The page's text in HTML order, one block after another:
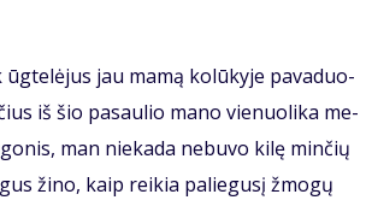
ūg­te­lė­jus jau ma­mą ko­lū­ky­je pa­va­duo­
iš šio pa­sau­lio ma­no vie­nuo­li­ka me­
man nie­ka­da ne­bu­vo ki­lę min­čių
ži­no, kaip rei­kia pa­lie­gu­sį žmo­gų